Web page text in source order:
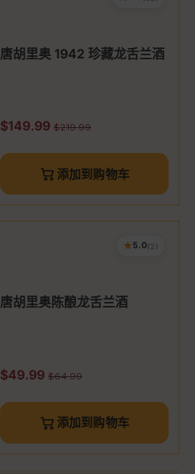
唐胡里奥 1942 珍藏龙舌兰酒
促销价
$149.99 原价
$219.99
添加到购物车
★5.0(2)
唐胡里奥陈酿龙舌兰酒
促销价
$49.99 原价
$64.99
添加到购物车